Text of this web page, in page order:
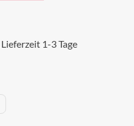
1-3 Tage